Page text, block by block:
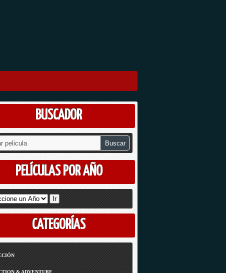
BUSCADOR
PELÍCULAS POR AÑO
CATEGORÍAS
& ADVENTURE